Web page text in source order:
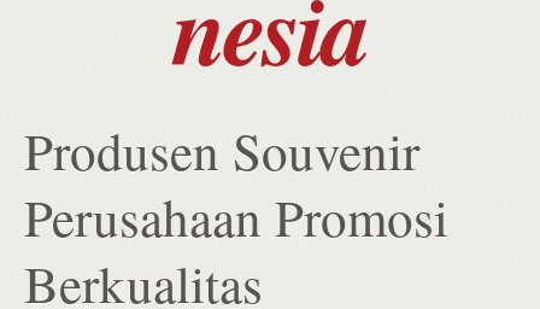
nesia
Produsen Souvenir
Perusahaan Promosi
Berkualitas